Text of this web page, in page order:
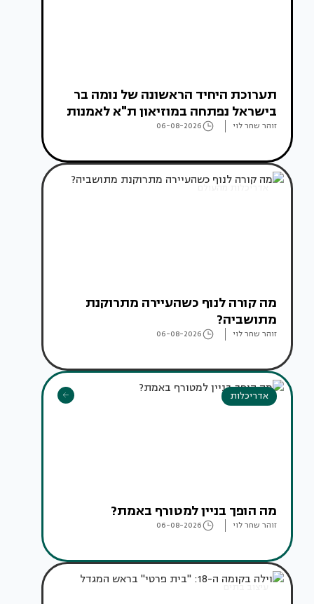
תערוכת היחיד הראשונה של נומה בר
בישראל נפתחה במוזיאון ת"א לאמנות
זוהר שחר לוי 06-08-2026
אדריכלות מהעולם
מה קורה לנוף כשהעיירה מתרוקנת
מתושביה?
זוהר שחר לוי 06-08-2026
אדריכלות
מה הופך בניין למטורף באמת?
זוהר שחר לוי 06-08-2026
עיצוב בתים